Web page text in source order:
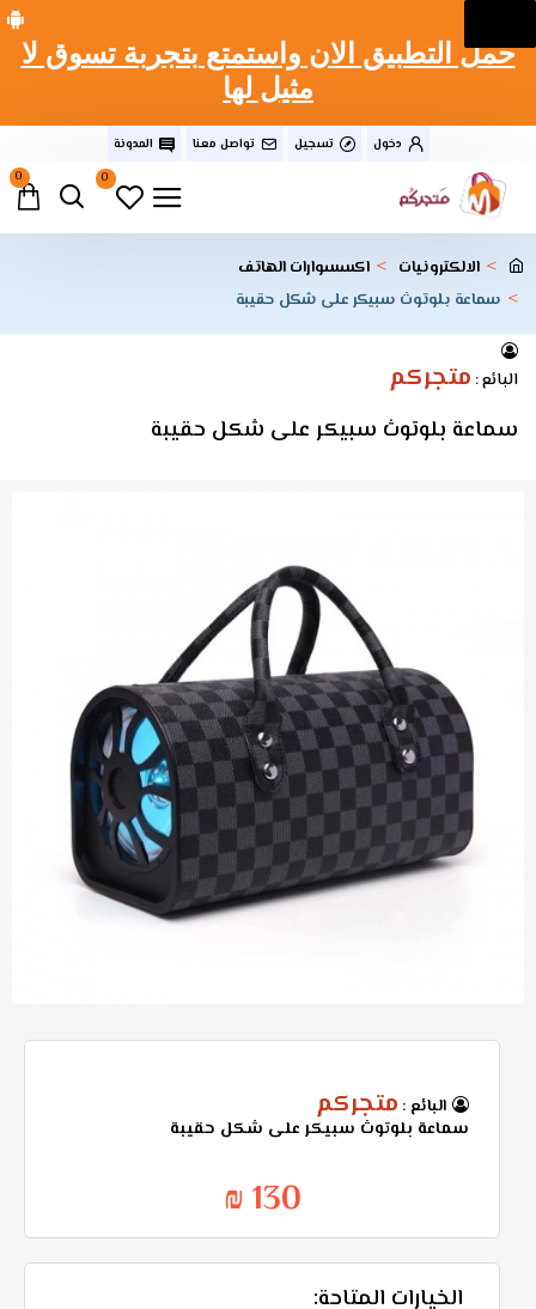
حمل التطبيق الان واستمتع بتجربة تسوق لا
مثيل لها
دخول تسجيل تواصل معنا
المدونة
0
0
الالكترونيات
اكسسوارات الهاتف
سماعة بلوتوث سبيكر على شكل حقيبة
البائع : متجركم
سماعة بلوتوث سبيكر على شكل حقيبة
البائع : متجركم
سماعة بلوتوث سبيكر على شكل حقيبة
130 ₪
الخيارات المتاحة: